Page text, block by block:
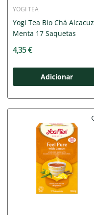
YOGI TEA
Yogi Tea Bio Chá Alcacuz
Menta 17 Saquetas
4,35 €
Adicionar